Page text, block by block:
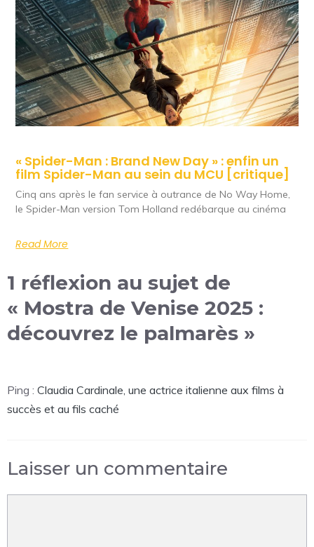
« Spider-Man : Brand New Day » : enfin un
film Spider-Man au sein du MCU [critique]
Cinq ans après le fan service à outrance de No Way Home,
le Spider-Man version Tom Holland redébarque au cinéma
Read More
1 réflexion au sujet de
« Mostra de Venise 2025 :
découvrez le palmarès »
Ping : Claudia Cardinale, une actrice italienne aux films à
succès et au fils caché
Laisser un commentaire